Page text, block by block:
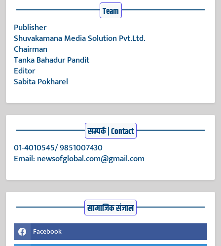
Team
Publisher
Shuvakamana Media Solution Pvt.Ltd.
Chairman
Tanka Bahadur Pandit
Editor
Sabita Pokharel
सम्पर्क | Contact
01-4010545/ 9851007430
Email: newsofglobal.com@gmail.com
सामाजिक संजाल
Facebook